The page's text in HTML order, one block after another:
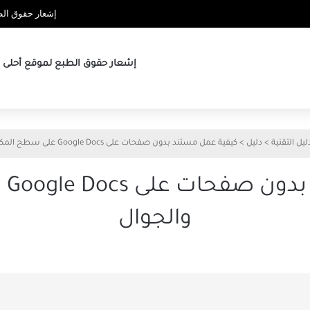
إشعار حقوق
إشعار حقوق الطبع لموقع أحلى
التقنية > دليل > كيفية عمل مستند بدون صفحات على Google Docs على سطح المكتب والجوال
والجوال